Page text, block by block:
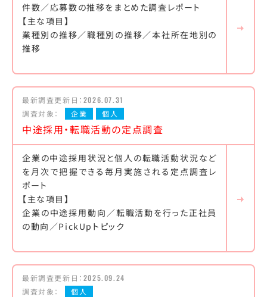
件数／応募数の推移をまとめた調査レポート
【主な項目】
業種別の推移／職種別の推移／本社所在地別の
推移
最新調査更新日： 2026.07.31
調査対象：
企業 個人
中途採用・転職活動の定点調査
企業の中途採用状況と個人の転職活動状況など
を月次で把握できる毎月実施される定点調査レ
ポート
【主な項目】
企業の中途採用動向／転職活動を行った正社員
の動向／PickUpトピック
最新調査更新日： 2025.09.24
調査対象：
個人